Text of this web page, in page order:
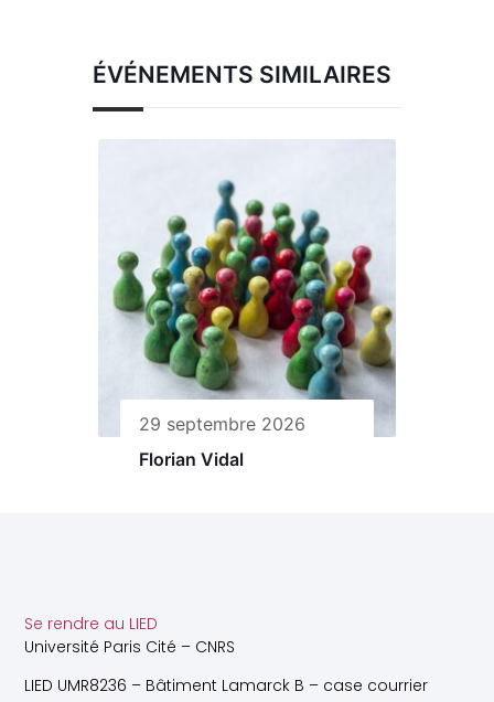
ÉVÉNEMENTS SIMILAIRES
29 septembre 2026
Florian Vidal
Se rendre au LIED
Université Paris Cité – CNRS
LIED UMR8236 – Bâtiment Lamarck B – case courrier